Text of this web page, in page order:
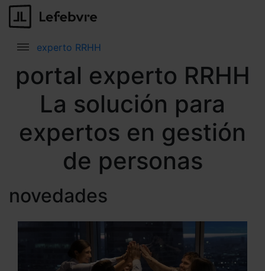
experto RRHH
portal experto RRHH
La solución para
expertos en gestión
de personas
novedades